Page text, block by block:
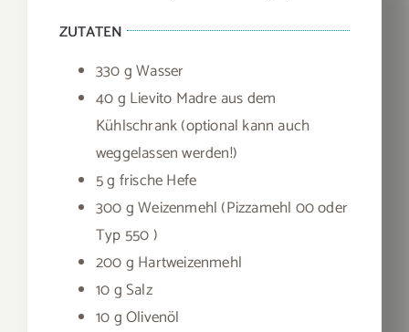
ZUTATEN
330 g Wasser
40 g Lievito Madre aus dem
Kühlschrank (optional kann auch
weggelassen werden!)
5 g frische Hefe
300 g Weizenmehl (Pizzamehl 00 oder
Typ 550 )
200 g Hartweizenmehl
10 g Salz
10 g Olivenöl